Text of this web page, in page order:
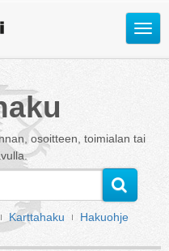
Avaa
osoitteen, toimialan tai
Karttahaku Hakuohje